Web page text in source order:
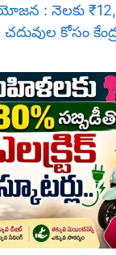
: నెలకు
చదువుల కోసం